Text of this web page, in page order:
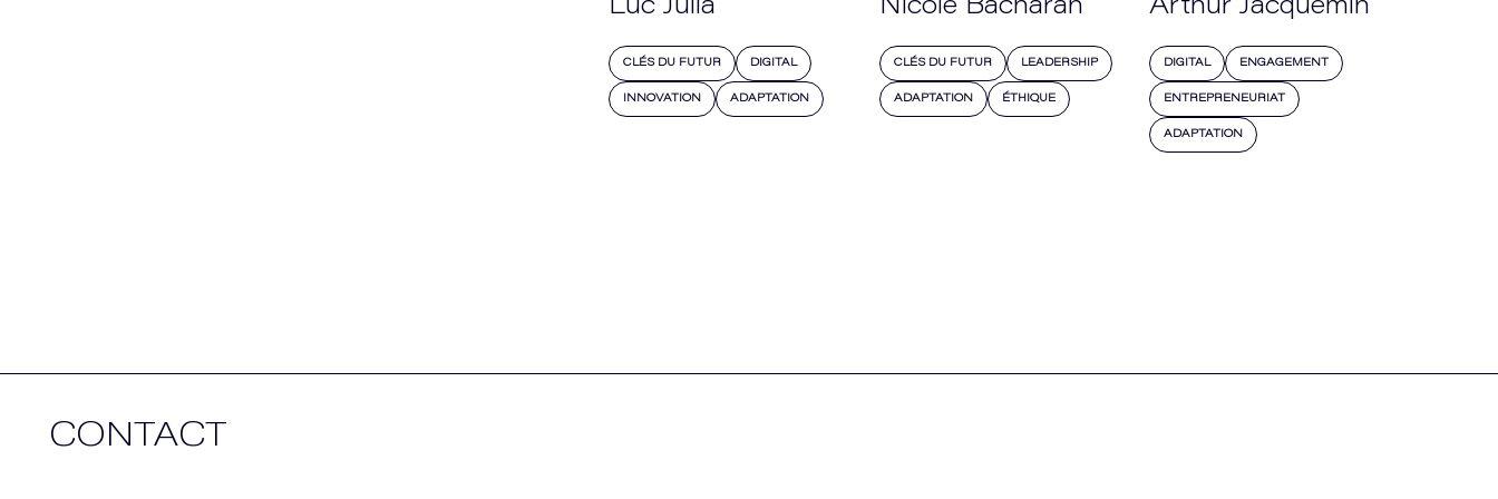
Luc Julia
CLÉS DU FUTUR DIGITAL
INNOVATION ADAPTATION
Nicole Bacharan
CLÉS DU FUTUR LEADERSHIP
ADAPTATION ÉTHIQUE
Arthur Jacquemin
DIGITAL ENGAGEMENT
ENTREPRENEURIAT
ADAPTATION
CONTACT